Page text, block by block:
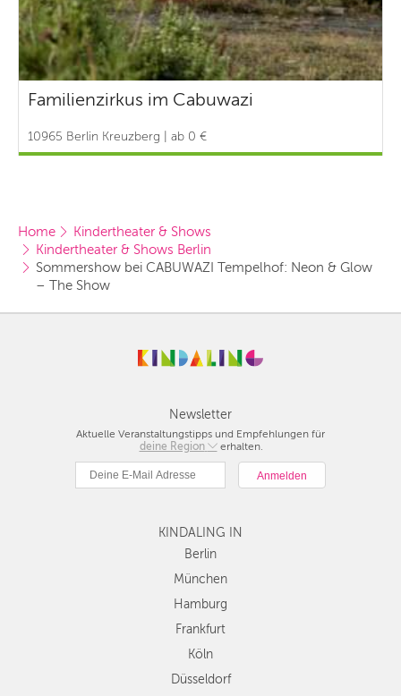
Familienzirkus im Cabuwazi
10965 Berlin Kreuzberg | ab 0 €
Home
Kindertheater & Shows
Kindertheater & Shows Berlin
Sommershow bei CABUWAZI Tempelhof: Neon & Glow
– The Show
Newsletter
Aktuelle Veranstaltungstipps und Empfehlungen für
deine Region
Berlin
Hamburg
Köln
Düsseldorf
Stuttgart
Essen
Dresden
Nürnberg
erhalten.
KINDALING IN
Berlin
München
Hamburg
Frankfurt
Köln
Düsseldorf